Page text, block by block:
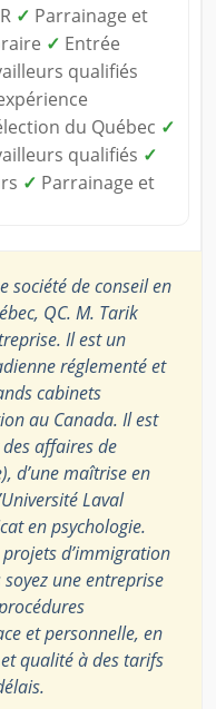
✓ Parrainage et
✓ Entrée
qualifiés
du Québec ✓
qualifiés ✓
✓ Parrainage et
société de conseil en
QC. M. Tarik
Il est un
réglementé et
cabinets
au Canada. Il est
affaires de
d’une maîtrise en
Laval
en psychologie.
d’immigration
une entreprise
et personnelle, en
qualité à des tarifs